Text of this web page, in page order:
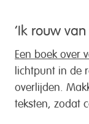
‘Ik rouw van
Een boek over
lichtpunt in de
overlijden.
teksten, zodat